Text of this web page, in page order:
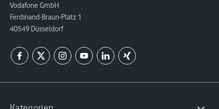
Vodafone GmbH
Ferdinand-Braun-Platz 1
40549 Düsseldorf